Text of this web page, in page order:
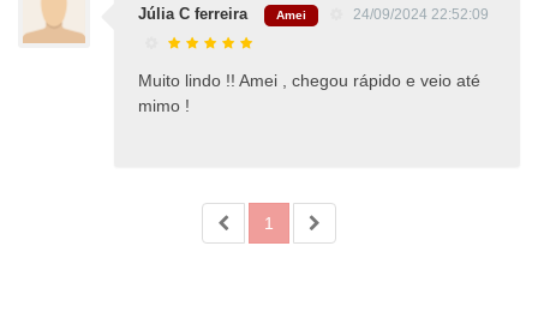
Júlia C ferreira Amei 24/09/2024 22:52:09
Muito lindo !! Amei , chegou rápido e veio até
mimo !
1